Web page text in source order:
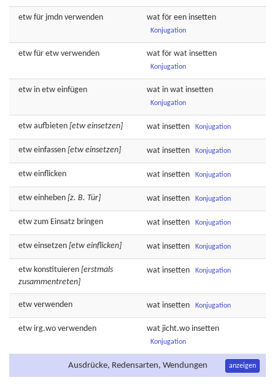
etw für jmdn verwenden wat för een insetten
Konjugation
etw für etw verwenden wat för wat insetten
Konjugation
etw in etw einfügen wat in wat insetten
Konjugation
etw aufbieten [etw einsetzen] wat insetten Konjugation
etw einfassen [etw einsetzen] wat insetten Konjugation
etw einflicken wat insetten Konjugation
etw einheben [z. B. Tür] wat insetten Konjugation
etw zum Einsatz bringen wat insetten Konjugation
etw einsetzen [etw einflicken] wat insetten Konjugation
etw konstituieren [erstmals
zusammentreten]
wat insetten Konjugation
etw verwenden wat insetten Konjugation
etw irg.wo verwenden wat jicht.wo insetten
Konjugation
Ausdrücke, Redensarten, Wendungen anzeigen